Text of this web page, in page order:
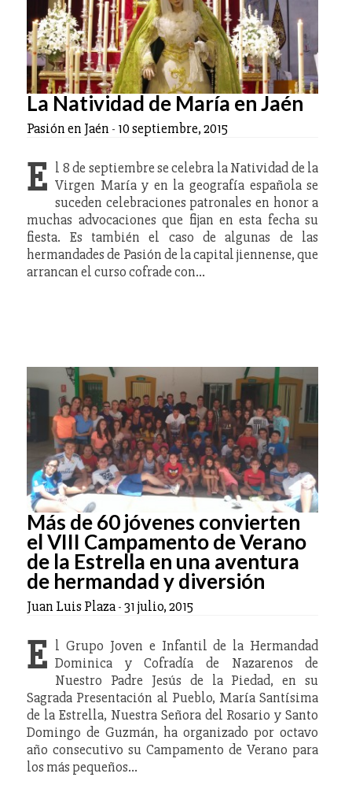
La Natividad de María en Jaén
Pasión en Jaén - 10 septiembre, 2015
E l 8 de septiembre se celebra la Natividad de la
Virgen María y en la geografía española se
suceden celebraciones patronales en honor a
muchas advocaciones que fijan en esta fecha su
fiesta. Es también el caso de algunas de las
hermandades de Pasión de la capital jiennense, que
arrancan el curso cofrade con…
Más de 60 jóvenes convierten
el VIII Campamento de Verano
de la Estrella en una aventura
de hermandad y diversión
Juan Luis Plaza-31 julio, 2015
E l Grupo Joven e Infantil de la Hermandad
Dominica y Cofradía de Nazarenos de
Nuestro Padre Jesús de la Piedad, en su
Sagrada Presentación al Pueblo, María Santísima
de la Estrella, Nuestra Señora del Rosario y Santo
Domingo de Guzmán, ha organizado por octavo
año consecutivo su Campamento de Verano para
los más pequeños…